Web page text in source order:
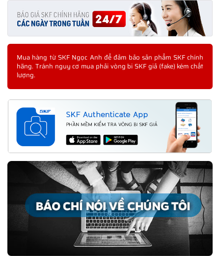
Mua hàng từ SKF Ngọc Anh để đảm bảo sản phẩm SKF chính
hãng. Tránh nguy cơ mua phải vòng bi SKF giả (fake) kém chất
lượng.